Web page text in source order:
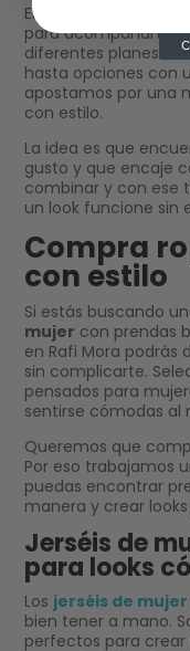
En nuestra tienda
para acompañarte
diferentes planes.
hasta opciones con
apostamos por una
con estilo.
La idea es que
gusto y que encaje
combinar y con ese
un look funcione sin
Compra
con estilo
Si estás buscando
mujer con prendas
en Rafi Mora podrás
sin complicarte.
pensados para
sentirse cómodas al
Queremos que
Por eso trabajamos
puedas encontrar
manera y crear
Jerséis de
para looks
Los jerséis de mujer
bien tener a mano.
perfectos para